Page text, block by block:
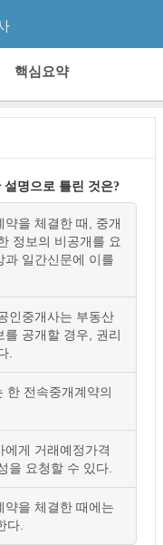
핵심요약
설명으로 틀린 것은?
을 체결한 때, 중개
정보의 비공개를 요
과 일간신문에 이를
인중개사는 부동산
공개할 경우, 권리
.
전속중개계약의
게 거래예정가격
을 요청할 수 있다.
을 체결한 때에는
다.